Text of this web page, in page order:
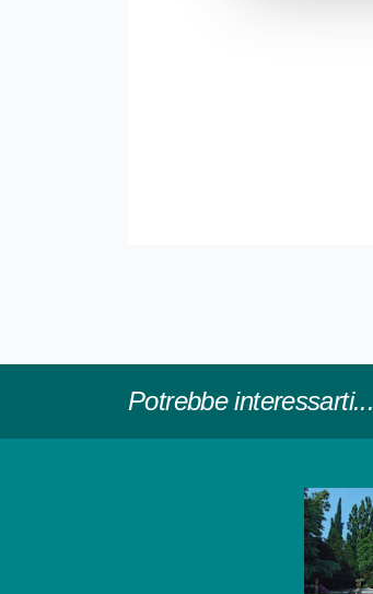
Potrebbe interessarti...